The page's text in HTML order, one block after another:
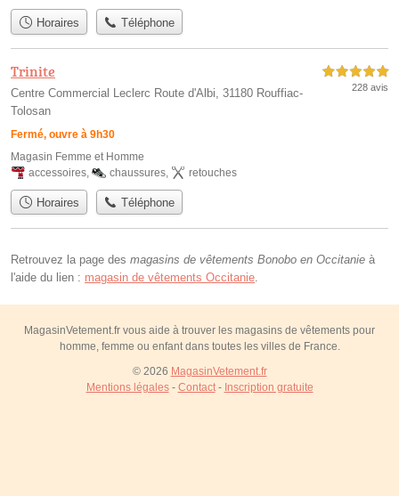
Horaires Téléphone
Trinite
Centre Commercial Leclerc Route d'Albi, 31180 Rouffiac-
Tolosan
Fermé, ouvre à 9h30
5,0 étoiles sur 5
228 avis
Magasin Femme et Homme
accessoires
chaussures retouches
Horaires Téléphone
Retrouvez la page des magasins de vêtements Bonobo en Occitanie à
l'aide du lien : magasin de vêtements Occitanie.
MagasinVetement.fr vous aide à trouver les magasins de vêtements pour
homme, femme ou enfant dans toutes les villes de France.
© 2026 MagasinVetement.fr
Mentions légales- Contact- Inscription gratuite